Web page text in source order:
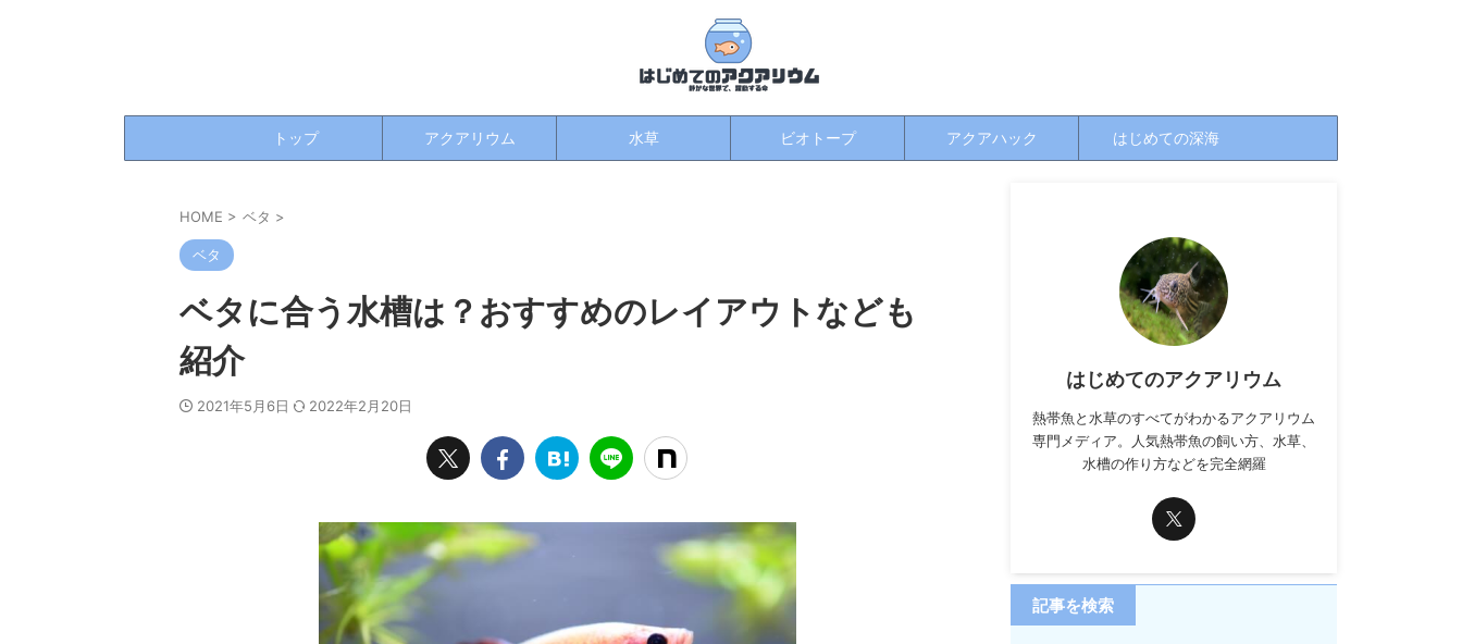
トップ アクアリウム 水草 ビオトープ アクアハック はじめての深海
HOME > ベタ >
ベタ
ベタに合う水槽は？おすすめのレイアウトなども
紹介
2021年5月6日 2022年2月20日
はじめてのアクアリウム
熱帯魚と水草のすべてがわかるアクアリウム
専門メディア。人気熱帯魚の飼い方、水草、
水槽の作り方などを完全網羅
記事を検索